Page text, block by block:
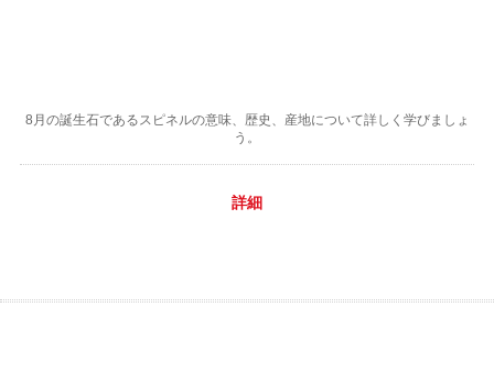
8月の誕生石であるスピネルの意味、歴史、産地について詳しく学びましょ
う。
詳細